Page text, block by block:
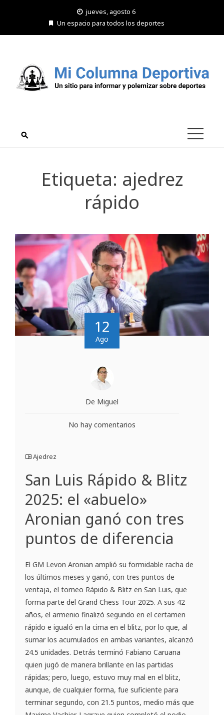
jueves, agosto 6
Un espacio para todos los deportes
Etiqueta: ajedrez
rápido
12
Ago
De Miguel
No hay comentarios
Ajedrez
San Luis Rápido & Blitz
2025: el «abuelo»
Aronian ganó con tres
puntos de diferencia
El GM Levon Aronian amplió su formidable racha de
los últimos meses y ganó, con tres puntos de
ventaja, el torneo Rápido & Blitz en San Luis, que
forma parte del Grand Chess Tour 2025. A sus 42
años, el armenio finalizó segundo en el certamen
rápido e igualó en la cima en el blitz, por lo que, al
sumar los acumulados en ambas variantes, alcanzó
24.5 unidades. Detrás terminó Fabiano Caruana
quien jugó de manera brillante en las partidas
rápidas; pero, luego, estuvo muy mal en el blitz,
aunque, de cualquier forma, fue suficiente para
terminar segundo, con 21.5 puntos, medio más que